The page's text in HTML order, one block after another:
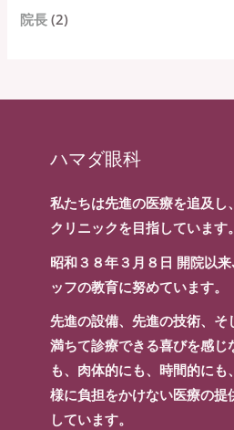
院長 (2)
ハマダ眼科
私たちは先進の医療を追及し
クリニックを目指しています。
昭和３８年３月８日 開院以
ッフの教育に努めています。
先進の設備、先進の技術、そ
満ちて診療できる喜びを感じ
も、肉体的にも、時間的に
様に負担をかけない医療の提
しています。